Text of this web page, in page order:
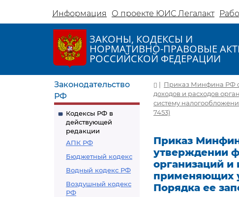
Информация О проекте ЮИС Легалакт
ЗАКОНЫ, КОДЕКСЫ И
НОРМАТИВНО-ПРАВОВЫЕ
РОССИЙСКОЙ ФЕДЕРАЦИИ
Законодательство
РФ
Кодексы РФ в
действующей
редакции
АПК РФ
Бюджетный кодекс
Водный кодекс РФ
Воздушный кодекс
РФ
| Приказ Минфина РФ
доходов и расходов
систему
7453)
Приказ
утверждении
организаций
применяющих
Порядка ее